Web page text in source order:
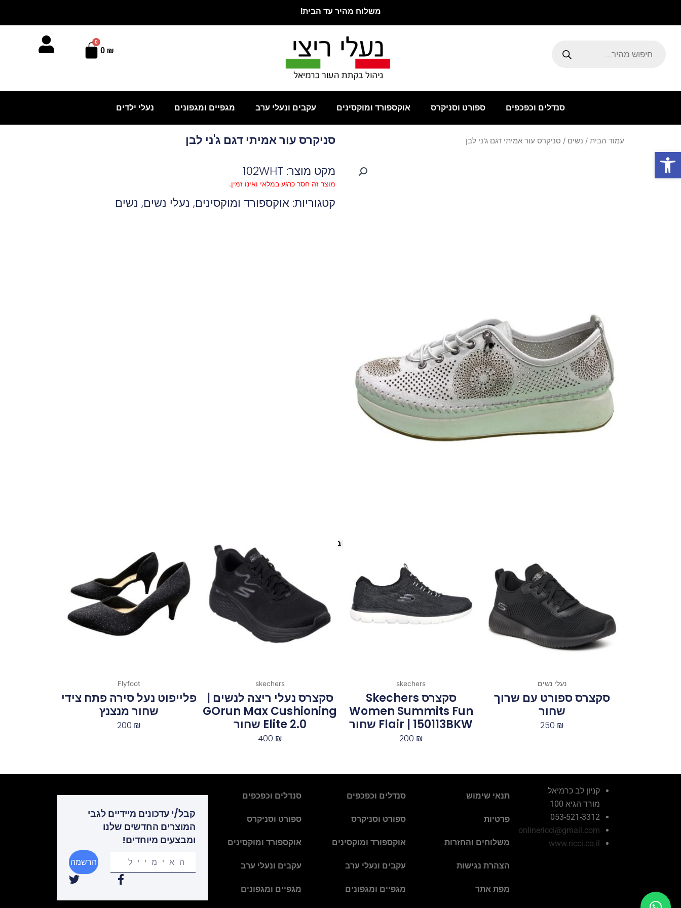
פתח סרגל נגישות
משלוח מהיר עד הבית!
0 ₪
0
עגלת
סנדלים וכפכפים ספורט וסניקרס אוקספורד ומוקסינים עקבים ונעלי ערב מגפיים ומגפונים נעלי ילדים
עמוד הבית / נשים / סניקרס עור אמיתי דגם ג'ני לבן
סניקרס עור אמיתי דגם ג'ני לבן
מקט מוצר: 102WHT
מוצר זה חסר כרגע במלאי ואינו זמין.
קטגוריות: אוקספורד ומוקסינים, נעלי נשים, נשים
פריטים נוספים במיוחד בשבילך
נעלי נשים
סקצרס ספורט עם שרוך
שחור
250 ₪
skechers
סקצרס Skechers
Women Summits Fun
Flair | 150113BKW‏ ‏שחור
200 ₪
skechers
סקצרס נעלי ריצה לנשים |
GOrun Max Cushioning
Elite 2.0 שחור
400 ₪
Flyfoot
פלייפוט נעל סירה פתח צידי
שחור מנצנץ
200 ₪
קניון לב כרמיאל
מורד הגיא 100
053-521-3312
onlinericci@gmail.com
www.ricci.co.il
תנאי שימוש
פרטיות
משלוחים והחזרות
הצהרת נגישות
מפת אתר
סנדלים וכפכפים
ספורט וסניקרס
אוקספורד ומוקסינים
עקבים ונעלי ערב
מגפיים ומגפונים
סנדלים וכפכפים
ספורט וסניקרס
אוקספורד ומוקסינים
עקבים ונעלי ערב
מגפיים ומגפונים
קבל/י עדכונים מיידיים לגבי
המוצרים החדשים שלנו
ומבצעים מיוחדים!
email
הרשמה
F
c
T
i